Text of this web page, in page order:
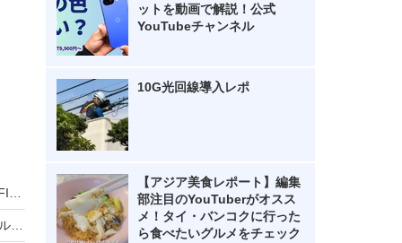
ットを動画で解説！公式
YouTubeチャンネル
10G光回線導入レポ
【アジア美食レポート】編集
部注目のYouTuberがオスス
メ！タイ・バンコクに行った
ら食べたいグルメをチェック